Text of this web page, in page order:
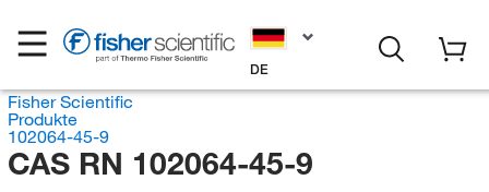
DE
Fisher Scientific
Produkte
102064-45-9
CAS RN 102064-45-9